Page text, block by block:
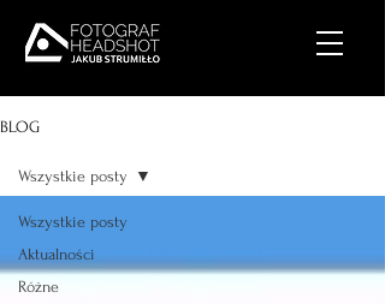
BLOG
Wszystkie posty
Aktualności
Różne
Wszystkie posty